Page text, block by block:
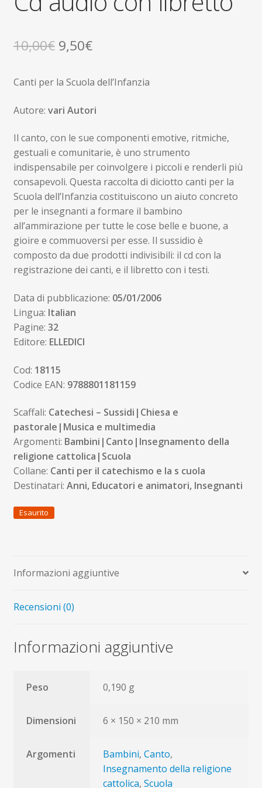
10,00€ Il
originale
era:
9,50€Il
attuale
è:
Canti per la Scuola dell’Infanzia
Autore: vari Autori
Il canto, con le sue componenti emotive, ritmiche,
gestuali e comunitarie, è uno strumento
indispensabile per coinvolgere i piccoli e renderli più
consapevoli. Questa raccolta di diciotto canti per la
Scuola dell’Infanzia costituiscono un aiuto concreto
per le insegnanti a formare il bambino
all’ammirazione per tutte le cose belle e buone, a
gioire e commuoversi per esse. Il sussidio è
composto da due prodotti indivisibili: il cd con la
registrazione dei canti, e il libretto con i testi.
Data di pubblicazione: 05/01/2006
Lingua: Italian
Pagine: 32
Editore: ELLEDICI
Cod: 18115
Codice EAN: 9788801181159
Scaffali: Catechesi – Sussidi|Chiesa e
pastorale|Musica e multimedia
Argomenti: Bambini|Canto|Insegnamento della
religione cattolica|Scuola
Collane: Canti per il catechismo e la s cuola
Destinatari: Anni, Educatori e animatori, Insegnanti
Esaurito
Informazioni aggiuntive
Recensioni (0)
Informazioni aggiuntive
Peso 0,190 g
Dimensioni 6 × 150 × 210 mm
Argomenti Bambini,Canto,
Insegnamento della religione
cattolica,Scuola